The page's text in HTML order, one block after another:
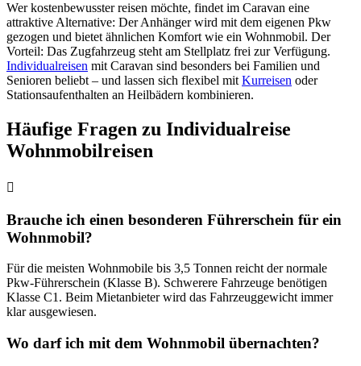
Wer kostenbewusster reisen möchte, findet im Caravan eine
attraktive Alternative: Der Anhänger wird mit dem eigenen Pkw
gezogen und bietet ähnlichen Komfort wie ein Wohnmobil. Der
Vorteil: Das Zugfahrzeug steht am Stellplatz frei zur Verfügung.
Individualreisen mit Caravan sind besonders bei Familien und
Senioren beliebt – und lassen sich flexibel mit Kurreisen oder
Stationsaufenthalten an Heilbädern kombinieren.
Häufige Fragen zu Individualreise
Wohnmobilreisen
Brauche ich einen besonderen Führerschein für ein
Wohnmobil?
Für die meisten Wohnmobile bis 3,5 Tonnen reicht der normale
Pkw-Führerschein (Klasse B). Schwerere Fahrzeuge benötigen
Klasse C1. Beim Mietanbieter wird das Fahrzeuggewicht immer
klar ausgewiesen.
Wo darf ich mit dem Wohnmobil übernachten?